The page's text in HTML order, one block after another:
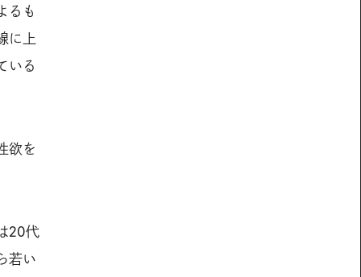
るも
に上
いる
欲を
20代
若い